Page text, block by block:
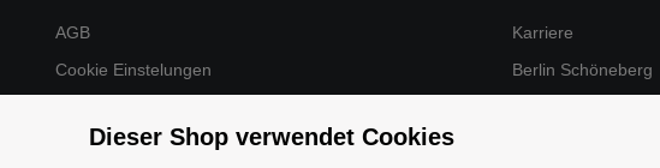
AGB
Cookie Einstelungen
Impressum
Karriere
Berlin Schöneberg
Dieser Shop verwendet Cookies